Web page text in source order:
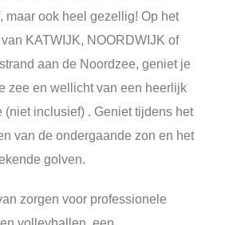
maar ook heel gezellig! Op het
KATWIJK, NOORDWIJK of
aan de Noordzee, geniet je
zee en wellicht van een heerlijk
(niet inclusief) . Geniet tijdens het
van de ondergaande zon en het
golven.
zorgen voor professionele